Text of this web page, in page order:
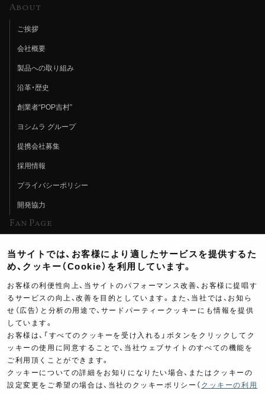
￥100 (税込￥
About
ご挨拶
会社概要
製品への取り組み
沿革・歴史
創業者“POP吉村”
ヨシムラ グループ
提携会社募集
採用情報
プライバシーポリシー
開発協力
Fan Page
ヨシムラTV
イベント情報
イベントスケジュール
ツーリングブレイクタイム
製品ポスター
当サイトでは、お客様により適したサービスを提供するた
め、クッキー（Cookie）を利用しています。
お客様の利便性向上、当サイトのパフォーマンス改善、お客様に提唱す
るサービスの向上、改善を目的としています。また、当社では、お知ら
せ（広告）と分析の用途で、サードパーティークッキーにも情報を提供
しています。
お客様は、「すべてのクッキーを受け入れる」ボタンをクリックしてク
ッキーの使用に同意することで、当社ウェブサイトのすべての機能を
ご利用頂くことができます。
クッキーについての詳細をお知りになりたい場合、またはクッキーの
設定変更をご希望の場合は、当社のクッキーポリシー（ クッキーの利用